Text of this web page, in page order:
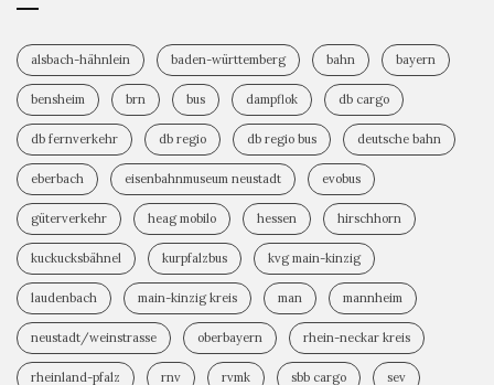
alsbach-hähnlein baden-württemberg bahn bayern
bensheim brn bus dampflok db cargo
db fernverkehr db regio db regio bus deutsche bahn
eberbach eisenbahnmuseum neustadt evobus
güterverkehr heag mobilo hessen hirschhorn
kuckucksbähnel kurpfalzbus kvg main-kinzig
laudenbach main-kinzig kreis man mannheim
neustadt/weinstrasse oberbayern rhein-neckar kreis
rheinland-pfalz rnv rvmk sbb cargo sev